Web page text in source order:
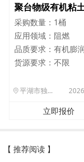
聚台物级有机粘
采购数量： 1桶
应用领域： 阻燃
品质要求： 有机膨
货源要求： 不限
平湖市独山港镇集港路 589 号
立即报价
【 推荐阅读 】